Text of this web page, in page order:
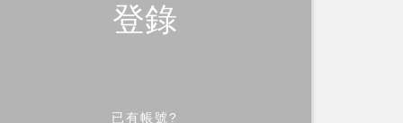
登錄
已有帳號?